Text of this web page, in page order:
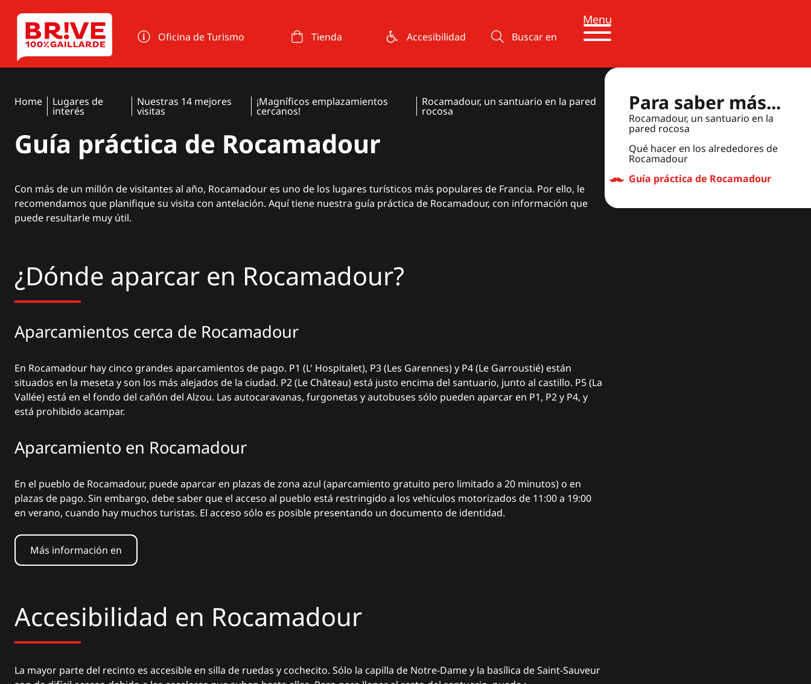
Oficina de Turismo Tienda Accesibilidad Buscar en
Menu
Home Lugares de
interés
Nuestras 14 mejores
visitas
¡Magníficos emplazamientos
cercanos!
Rocamadour, un santuario en la pared
rocosa
Guía práctica de Rocamadour
Con más de un millón de visitantes al año, Rocamadour es uno de los lugares turísticos más populares de Francia. Por ello, le
recomendamos que planifique su visita con antelación. Aquí tiene nuestra guía práctica de Rocamadour, con información que
puede resultarle muy útil.
¿Dónde aparcar en Rocamadour?
Aparcamientos cerca de Rocamadour
En Rocamadour hay cinco grandes aparcamientos de pago. P1 (L' Hospitalet), P3 (Les Garennes) y P4 (Le Garroustié) están
situados en la meseta y son los más alejados de la ciudad. P2 (Le Château) está justo encima del santuario, junto al castillo. P5 (La
Vallée) está en el fondo del cañón del Alzou. Las autocaravanas, furgonetas y autobuses sólo pueden aparcar en P1, P2 y P4, y
está prohibido acampar.
Aparcamiento en Rocamadour
En el pueblo de Rocamadour, puede aparcar en plazas de zona azul (aparcamiento gratuito pero limitado a 20 minutos) o en
plazas de pago. Sin embargo, debe saber que el acceso al pueblo está restringido a los vehículos motorizados de 11:00 a 19:00
en verano, cuando hay muchos turistas. El acceso sólo es posible presentando un documento de identidad.
Más información en
Accesibilidad en Rocamadour
La mayor parte del recinto es accesible en silla de ruedas y cochecito. Sólo la capilla de Notre-Dame y la basílica de Saint-Sauveur
Para saber más...
Rocamadour, un santuario en la
pared rocosa
Qué hacer en los alrededores de
Rocamadour
Guía práctica de Rocamadour